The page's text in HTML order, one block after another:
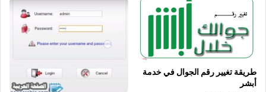
طريقة تغيير رقم الجوال في خدمة
أبشر